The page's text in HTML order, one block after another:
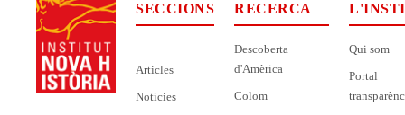
SECCIONS
Articles
Notícies
RECERCA
Descoberta
d'Amèrica
Colom
Qui som
Portal